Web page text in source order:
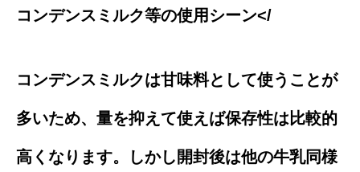
コンデンスミルク等の使用シーン</
コンデンスミルクは甘味料として使うことが
多いため、量を抑えて使えば保存性は比較的
高くなります。しかし開封後は他の牛乳同様